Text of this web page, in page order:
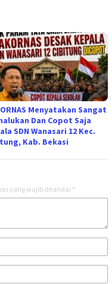
Menyatakan Sangat
Dan Copot Saja
SDN Wanasari 12 Kec.
Kab. Bekasi
yang wajib ditandai *